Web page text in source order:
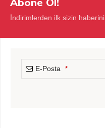
İndirimlerden ilk sizin
E-Posta *